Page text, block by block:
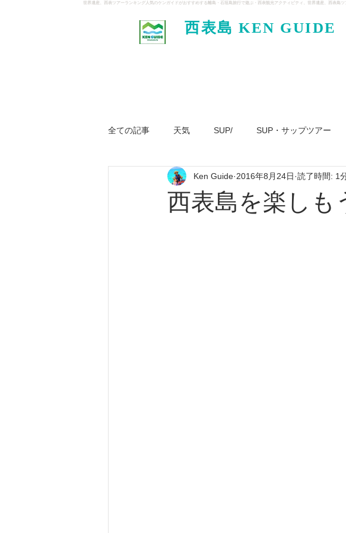
世界遺産、西表ツアーランキング人気のケンガイドがおすすめする離島・石垣島旅行で遊ぶ・西表観光アクティビティ、世界遺産、西表
西表島 KEN GUIDE
全ての記事 天気 SUP/ SUP・サップツアー
ジャングル大冒険ツアー パナリ島 ヨット
西表島を楽しも
Ken Guide 2016年8月24日 読了時間: 1